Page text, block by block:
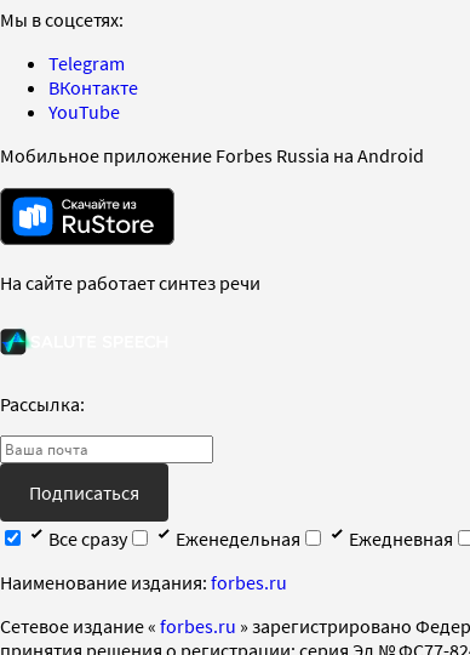
Мы в соцсетях:
Telegram
ВКонтакте
YouTube
Мобильное приложение Forbes Russia на Android
На сайте работает синтез речи
Рассылка:
Подписаться
Все сразу
Еженедельная Ежедневная
Наименование издания: forbes.ru
Cетевое издание « forbes.ru » зарегистрировано